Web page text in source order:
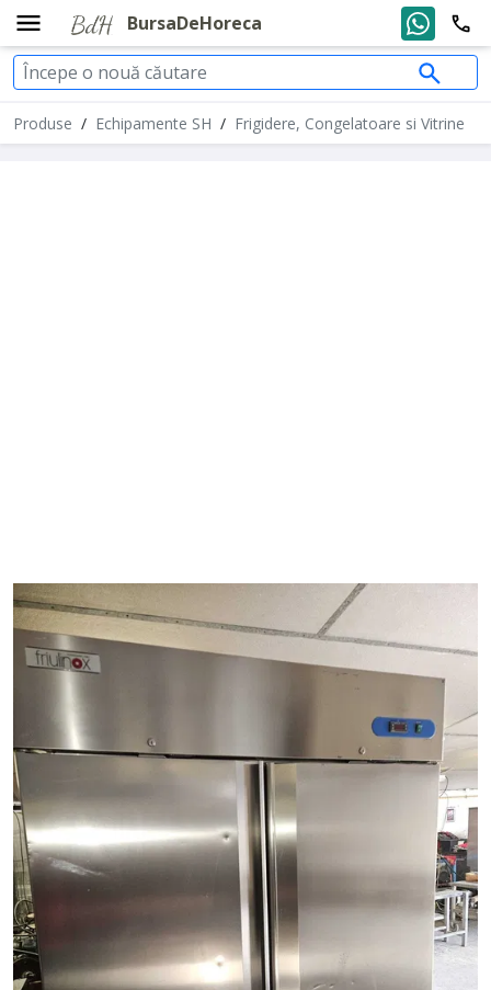
BursaDeHoreca
Produse / Echipamente SH / Frigidere, Congelatoare si Vitrine